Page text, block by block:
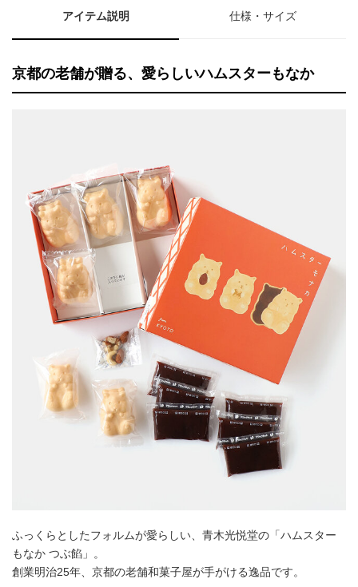
アイテム説明 仕様・サイズ
京都の老舗が贈る、愛らしいハムスターもなか
ふっくらとしたフォルムが愛らしい、青木光悦堂の「ハムスター
もなか つぶ餡」。
創業明治25年、京都の老舗和菓子屋が手がける逸品です。